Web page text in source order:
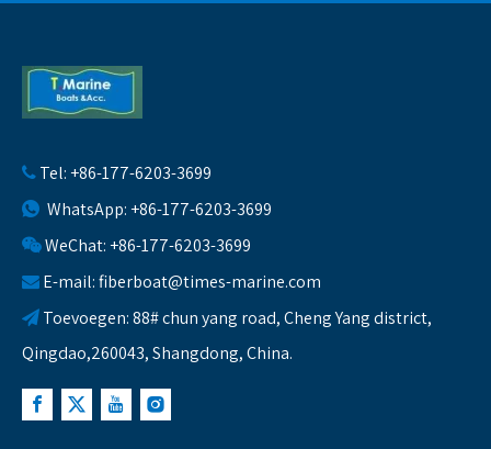
 Tel: +86-177-6203-3699
 WhatsApp: +86-177-6203-3699
WeChat: +86-177-6203-3699
 E-mail:fiberboat@times-marine.com
 Toevoegen: 88# chun yang road, Cheng Yang district,
Qingdao,260043, Shangdong, China.